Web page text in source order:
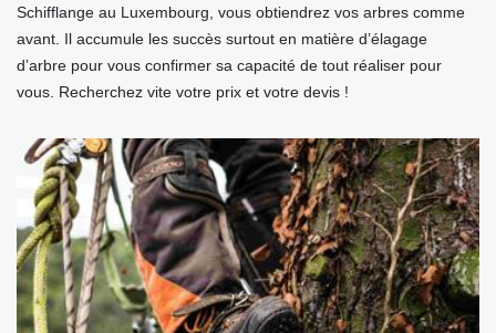
Schifflange au Luxembourg, vous obtiendrez vos arbres comme
avant. Il accumule les succès surtout en matière d’élagage
d’arbre pour vous confirmer sa capacité de tout réaliser pour
vous. Recherchez vite votre prix et votre devis !